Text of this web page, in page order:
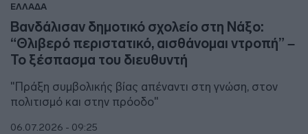
ΕΛΛΑΔΑ
Βανδάλισαν δημοτικό σχολείο στη Νάξο:
“Θλιβερό περιστατικό, αισθάνομαι ντροπή” –
Το ξέσπασμα του διευθυντή
"Πράξη συμβολικής βίας απέναντι στη γνώση, στον
πολιτισμό και στην πρόοδο"
06.07.2026 - 09:25